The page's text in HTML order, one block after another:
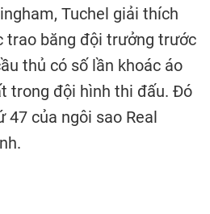
Tuchel giải thích
trao băng đội trưởng trước
thủ có số lần khoác áo
trong đội hình thi đấu. Đó
47 của ngôi sao Real